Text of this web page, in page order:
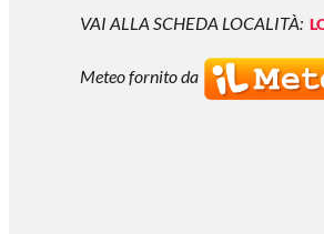
VAI ALLA SCHEDA LOCALITÀ:
Meteo fornito da